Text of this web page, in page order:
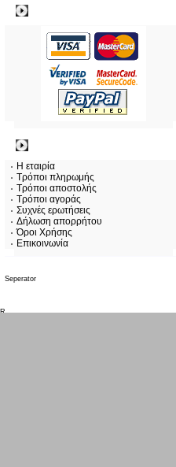
Η εταιρία
Τρόποι πληρωμής
Τρόποι αποστολής
Τρόποι αγοράς
Συχνές ερωτήσεις
Δήλωση απορρήτου
Όροι Χρήσης
Επικοινωνία